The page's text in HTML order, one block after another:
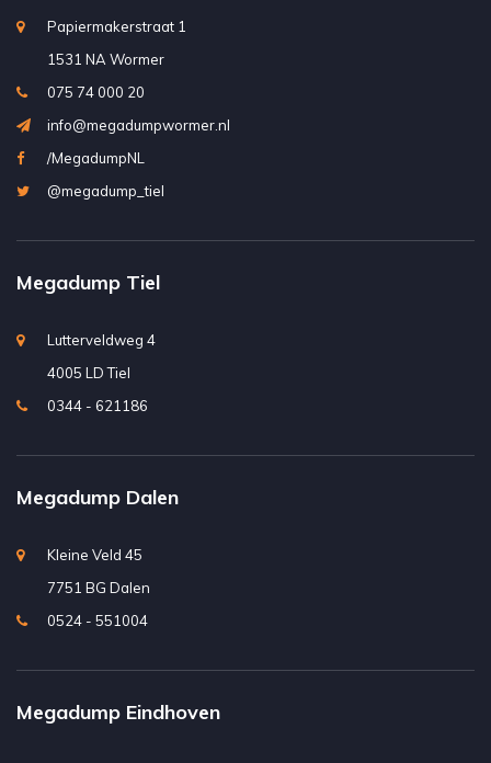
Papiermakerstraat 1
1531 NA Wormer
075 74 000 20
info@megadumpwormer.nl
/MegadumpNL
@megadump_tiel
Megadump Tiel
Lutterveldweg 4
4005 LD Tiel
0344 - 621186
Megadump Dalen
Kleine Veld 45
7751 BG Dalen
0524 - 551004
Megadump Eindhoven